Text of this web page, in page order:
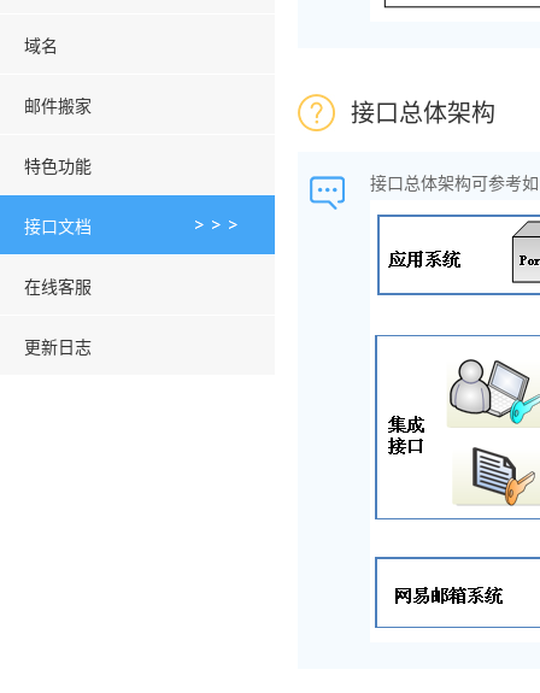
域名
邮件搬家
特色功能
接口文档
在线客服
更新日志
接口总体架构
接口总体架构可参考